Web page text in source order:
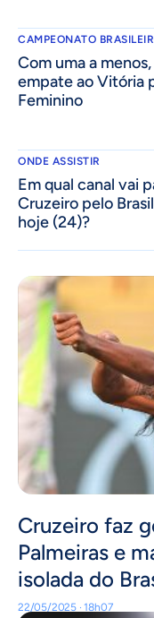
CAMPEONATO
Com uma a
empate ao Vitória
Feminino
ONDE ASSISTIR
Em qual canal vai
Cruzeiro pelo
hoje (24)?
Cruzeiro faz
Palmeiras e
isolada do
22/05/2025 · 18h07